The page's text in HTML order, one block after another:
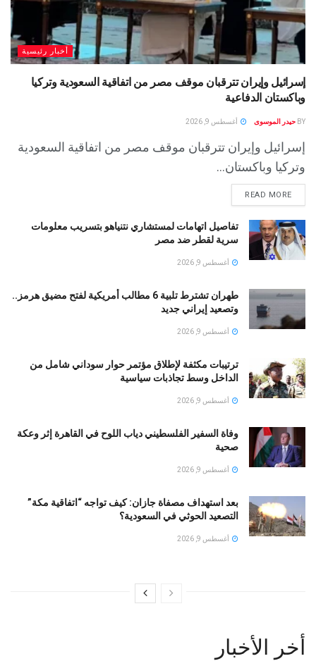
أخبار رئيسية
إسرائيل وإيران تترقبان موقف مصر من اتفاقية السعودية وتركيا
وباكستان الدفاعية
BY حيدر الموسوى أغسطس 9, 2026
إسرائيل وإيران تترقبان موقف مصر من اتفاقية السعودية
وتركيا وباكستان...
READ MORE
تفاصيل اتهامات لمستشاري نتنياهو بتسريب معلومات
سرية لقطر ضد مصر
أغسطس 9, 2026
طهران تشترط تلبية 6 مطالب أمريكية لفتح مضيق هرمز..
وتصعيد إيراني جديد
أغسطس 9, 2026
ترتيبات مكثفة لإطلاق مؤتمر حوار سوداني شامل من
الداخل وسط تجاذبات سياسية
أغسطس 9, 2026
وفاة السفير الفلسطيني دياب اللوح في القاهرة إثر وعكة
صحية
أغسطس 9, 2026
بعد استهداف مصفاة جازان: كيف تواجه “اتفاقية مكة”
التصعيد الحوثي في السعودية؟
أغسطس 9, 2026
أخر الأخبار